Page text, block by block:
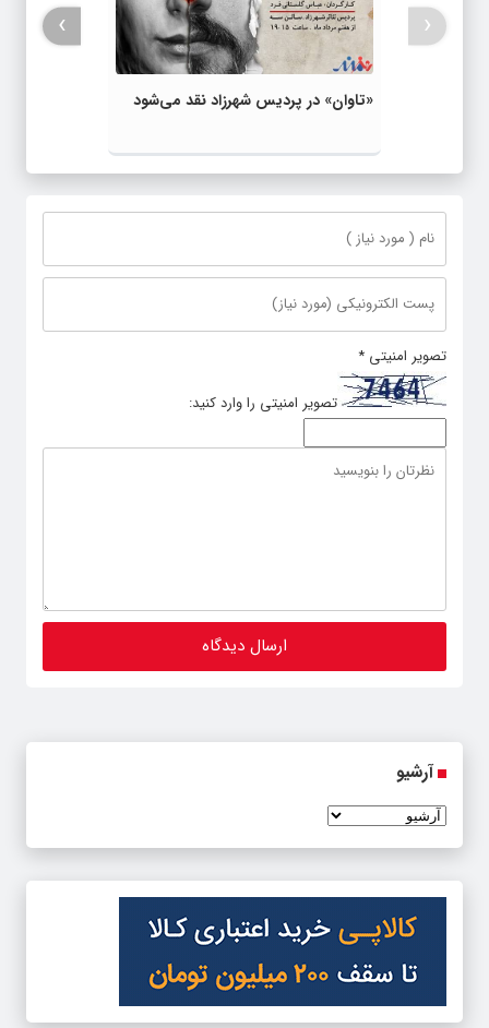
«تاوان» در پردیس شهرزاد نقد می‌شود
‹
›
تصویر امنیتی *
تصویر امنیتی را وارد کنید:
آرشیو